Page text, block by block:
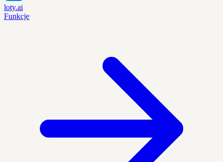
loty.ai
Funkcje